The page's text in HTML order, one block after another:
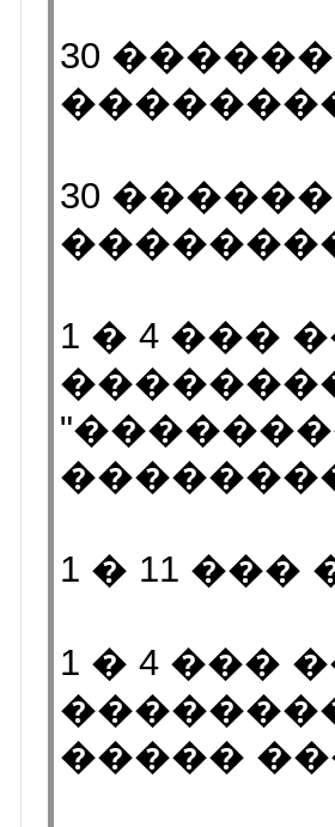
30
30
1 � 4 ���
1 � 11
1 � 4 ���
�����